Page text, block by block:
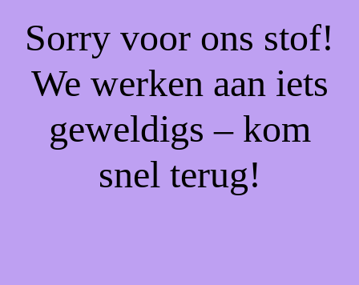
Sorry voor ons stof!
We werken aan iets
geweldigs – kom
snel terug!